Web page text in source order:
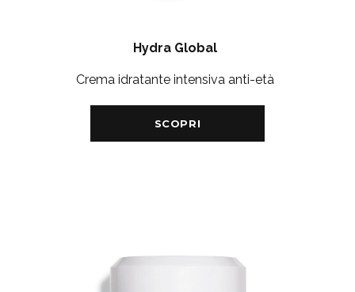
Hydra Global
Crema idratante intensiva anti-età
SCOPRI